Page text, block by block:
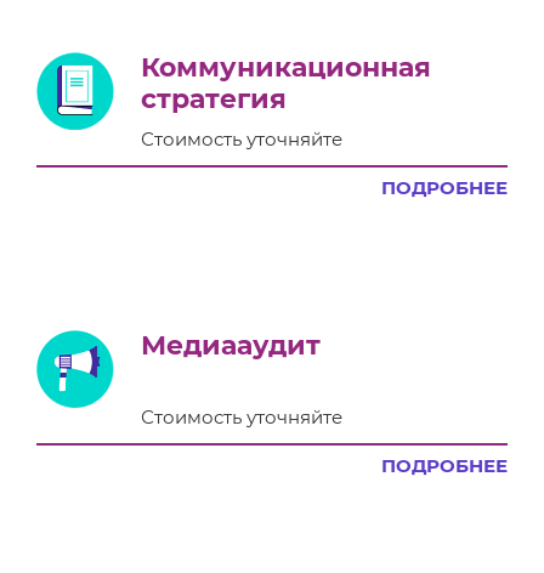
Коммуникационная
стратегия
Стоимость уточняйте
ПОДРОБНЕЕ
Медиааудит
Стоимость уточняйте
ПОДРОБНЕЕ